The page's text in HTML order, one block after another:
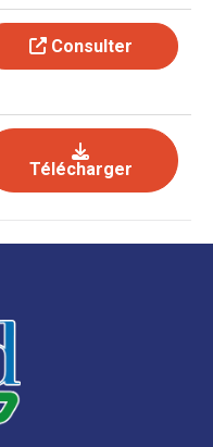
Consulter
Télécharger